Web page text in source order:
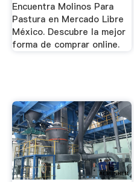
Encuentra Molinos Para
Pastura en Mercado Libre
México. Descubre la mejor
forma de comprar online.